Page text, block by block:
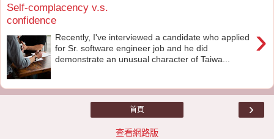
Self-complacency v.s.
confidence
›
Recently, I've interviewed a candidate who applied
for Sr. software engineer job and he did
demonstrate an unusual character of Taiwa...
›
首頁
查看網路版